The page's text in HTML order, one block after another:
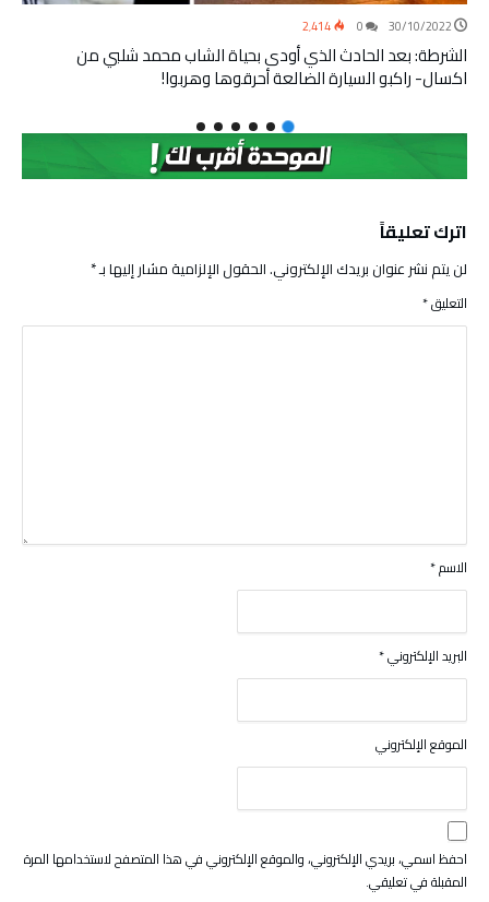
30/10/2022 2٬414
الشرطة: بعد الحادث الذي أودى بحياة الشاب محمد شلبي من
اكسال- راكبو السيارة الضالعة أحرقوها وهربوا!
اترك تعليقاً
لن يتم نشر عنوان بريدك الإلكتروني.الحقول الإلزامية مشار إليها بـ*
التعليق*
الاسم*
البريد الإلكتروني*
الموقع الإلكتروني
احفظ اسمي، بريدي الإلكتروني، والموقع الإلكتروني في هذا المتصفح لاستخدامها المرة
المقبلة في تعليقي.